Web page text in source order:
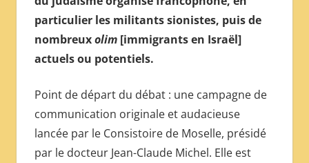
МЕЖДУНАРОДНОЙ
ПРЕССЫ
particulier les militants sionistes, puis de
nombreuxolim[immigrants en Israël]
actuels ou potentiels.
Point de départ du débat : une campagne de
communication originale et audacieuse
lancée par le Consistoire de Moselle, présidé
par le docteur Jean-Claude Michel. Elle est